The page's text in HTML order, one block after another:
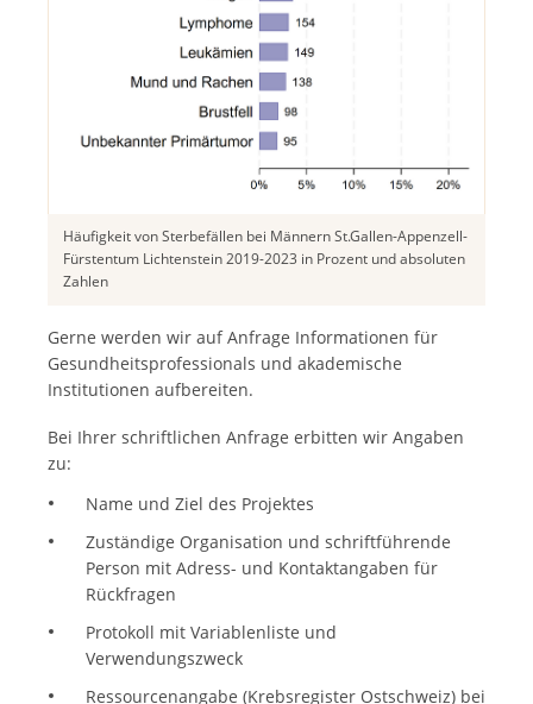
Häufigkeit von Sterbefällen bei Männern St.Gallen-Appenzell-
Fürstentum Lichtenstein 2019-2023 in Prozent und absoluten
Zahlen
Gerne werden wir auf Anfrage Informationen für
Gesundheitsprofessionals und akademische
Institutionen aufbereiten.
Bei Ihrer schriftlichen Anfrage erbitten wir Angaben
zu:
Name und Ziel des Projektes
Zuständige Organisation und schriftführende
Person mit Adress- und Kontaktangaben für
Rückfragen
Protokoll mit Variablenliste und
Verwendungszweck
Ressourcenangabe (Krebsregister Ostschweiz) bei